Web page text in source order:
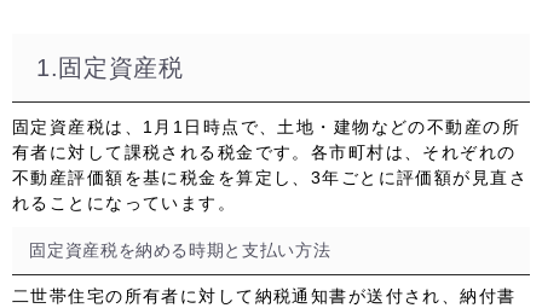
1.固定資産税
固定資産税は、 1月1日時点 で、土地・建物などの不動産の所
有者に対して課税される税金です。各市町村は、それぞれの
不動産評価額を基に税金を算定し、3年ごとに評価額が見直さ
れることになっています。
固定資産税を納める時期と支払い方法
二世帯住宅の所有者に対して納税通知書が送付され、納付書